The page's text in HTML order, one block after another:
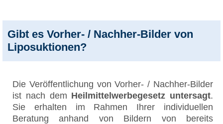
Gibt es Vorher- / Nachher-Bilder von
Liposuktionen?
Die Veröffentlichung von Vorher- / Nachher-Bilder
ist nach dem Heilmittelwerbegesetz untersagt.
Sie erhalten im Rahmen Ihrer individuellen
Beratung anhand von Bildern von bereits